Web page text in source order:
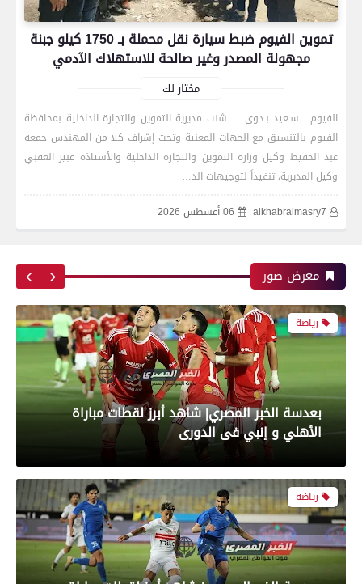
تموين الفيوم ضبط سيارة نقل محملة بـ 1750 كيلو جبنة
مجهولة المصدر وغير صالحة للاستهلاك الآدمي
مختار لك
الفيوم : سـعيد بـدوي شنت مديرية التموين والتجارة الداخلية بمحافظة
الفيوم بالتنسيق مع الجهات المعنية وتحت إشراف كلا من المهندس جمعه
عبد الحفيظ وكيل وزارة التموين والتجارة الداخلية والأستاذة عبير العقبي
وكيل المديرية، تنفيذاً لتوجيهات الد…
alkhabralmasry7
06 أغسطس 2026
معرض صور
بعدسة الخبر المصري| شاهد أبرز لقطات الشوط
الأول لمباراة الزمالك واتحاد العاصمة الجزائري فى
نهائي كأس الكونفدرالية الإفريقية
رياضة
بعدسة الخبر المصري| شاهد أبرز لقطات مباراة زد و
بيراميدز فى نهائى كأس مصر
رياضة
بعدسة الخبر المصري| شاهد أبرز لقطات مباراة
الأهلي و إنبي فى الدورى
رياضة